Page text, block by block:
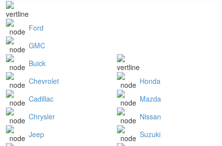
Ford
GMC
Buick
Chevrolet
Cadillac
Chrysler
Jeep
Honda
Mazda
Nissan
Suzuki